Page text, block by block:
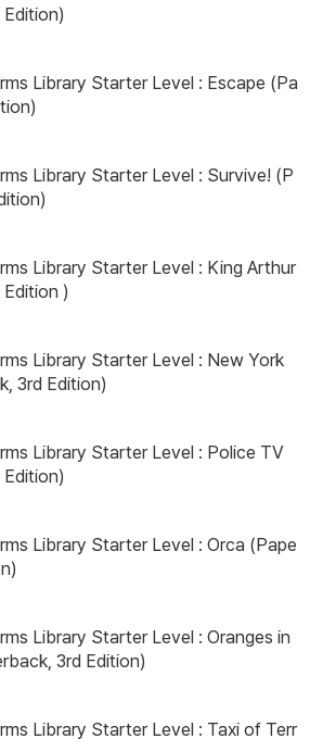
Library Starter Level : Escape (Pa
Library Starter Level : Survive! (P
Library Starter Level : King Arthur
)
Library Starter Level : New York
3rd Edition)
Library Starter Level : Police TV
Library Starter Level : Orca (Pape
Library Starter Level : Oranges in
3rd Edition)
Library Starter Level : Taxi of Terr